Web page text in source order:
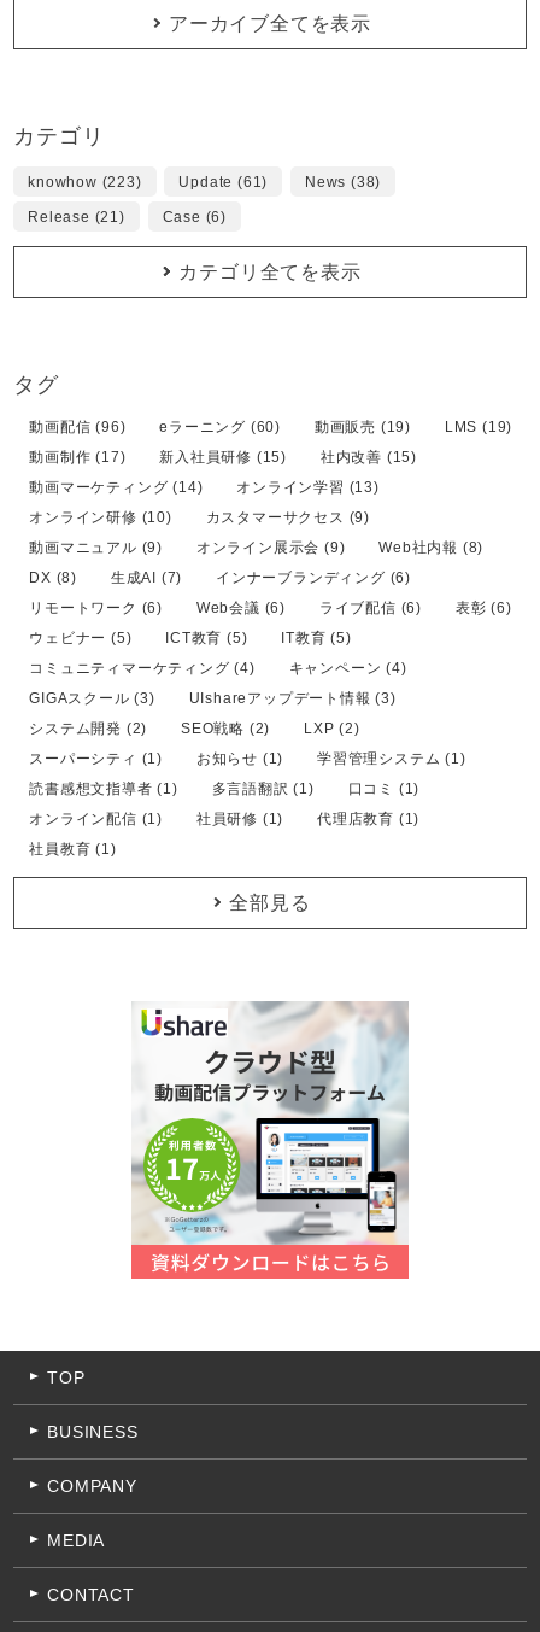
アーカイブ全てを表示
カテゴリ
knowhow (223) Update (61) News (38)
Release (21) Case (6)
カテゴリ全てを表示
タグ
動画配信 (96) eラーニング (60) 動画販売 (19)
LMS (19)
動画制作 (17)
新入社員研修 (15)
社内改善 (15)
動画マーケティング (14)
オンライン学習 (13)
オンライン研修 (10)
カスタマーサクセス (9)
動画マニュアル (9)
オンライン展示会 (9)
Web社内報 (8)
DX (8)
生成AI (7)
インナーブランディング (6)
リモートワーク (6)
Web会議 (6) ライブ配信 (6)
表彰 (6)
ウェビナー (5)
ICT教育 (5)
IT教育 (5)
コミュニティマーケティング (4)
キャンペーン (4)
GIGAスクール (3)
UIshareアップデート情報 (3)
システム開発 (2)
SEO戦略 (2)
LXP (2)
スーパーシティ (1)
お知らせ (1)
学習管理システム (1)
読書感想文指導者 (1)
多言語翻訳 (1)
口コミ (1)
オンライン配信 (1)
社員研修 (1)
代理店教育 (1)
社員教育 (1)
全部見る
TOP
BUSINESS
COMPANY
MEDIA
CONTACT